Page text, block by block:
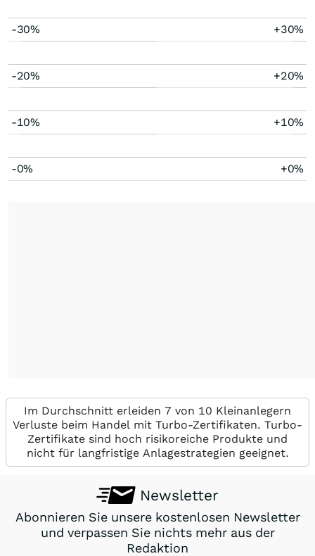
-30% +30%
-20% +20%
-10% +10%
-0% +0%
Im Durchschnitt erleiden 7 von 10 Kleinanlegern
Verluste beim Handel mit Turbo-Zertifikaten. Turbo-
Zertifikate sind hoch risikoreiche Produkte und
nicht für langfristige Anlagestrategien geeignet.
Newsletter
Abonnieren Sie unsere kostenlosen Newsletter
und verpassen Sie nichts mehr aus der
Redaktion